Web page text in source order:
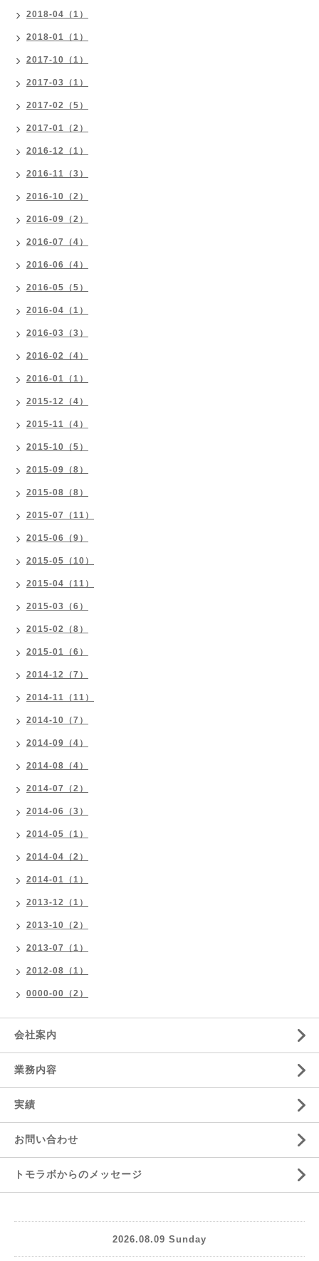
2018-04（1）
2018-01（1）
2017-10（1）
2017-03（1）
2017-02（5）
2017-01（2）
2016-12（1）
2016-11（3）
2016-10（2）
2016-09（2）
2016-07（4）
2016-06（4）
2016-05（5）
2016-04（1）
2016-03（3）
2016-02（4）
2016-01（1）
2015-12（4）
2015-11（4）
2015-10（5）
2015-09（8）
2015-08（8）
2015-07（11）
2015-06（9）
2015-05（10）
2015-04（11）
2015-03（6）
2015-02（8）
2015-01（6）
2014-12（7）
2014-11（11）
2014-10（7）
2014-09（4）
2014-08（4）
2014-07（2）
2014-06（3）
2014-05（1）
2014-04（2）
2014-01（1）
2013-12（1）
2013-10（2）
2013-07（1）
2012-08（1）
0000-00（2）
会社案内
業務内容
実績
お問い合わせ
トモラボからのメッセージ
2026.08.09 Sunday